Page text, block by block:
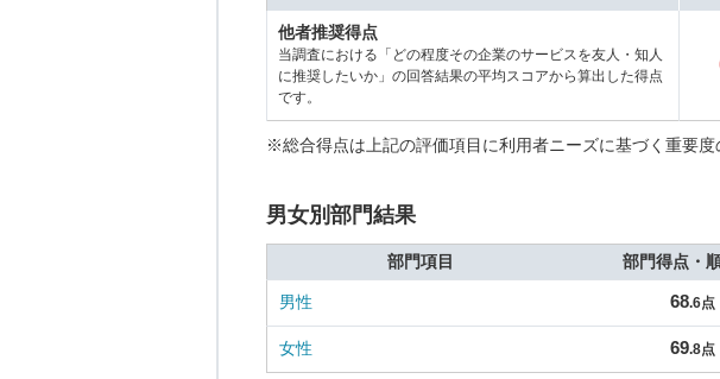
他者推奨得点
当調査における「どの程度その企業のサービスを友人・知人
に推奨したいか」の回答結果の平均スコアから算出した得点
です。
※総合得点は上記の評価項目に利用者ニーズに基づく重要
男女別部門結果
部門項目 部門得点・
男性 68.6点
女性 69.8点